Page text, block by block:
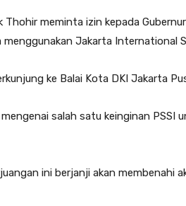
Thohir meminta izin kepada
menggunakan Jakarta International
ke Balai Kota DKI Jakarta
salah satu keinginan PSSI
ini berjanji akan membenahi